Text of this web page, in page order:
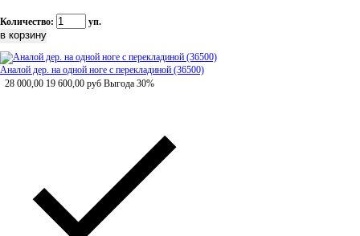
Количество: уп.
Аналой дер. на одной ноге с перекладиной (36500)
28 000,00 19 600,00 руб Выгода 30%